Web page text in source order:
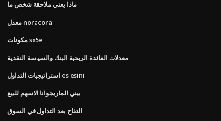
ماذا يعني ملاحقة شخص ما
معدل noracora
مكونات sx5e
معدلات الفائدة الربحية البنك والسياسة النقدية
استراتيجيات التداول es esini
بيني الماريجوانا الاسهم للبيع
التفاح بعد التداول في السوق